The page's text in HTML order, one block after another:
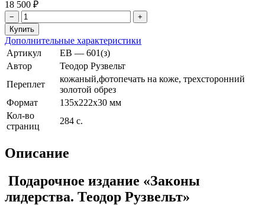
18 500 ₽
− +
Дополнительные характеристики
Артикул
ЕВ — 601(з)
Автор
Теодор Рузвельт
Переплет
кожаный,фотопечать на коже, трехсторонний
золотой обрез
Формат
135х222х30 мм
Кол-во
страниц
284 с.
Описание
Подарочное издание «Законы
лидерства. Теодор Рузвельт»